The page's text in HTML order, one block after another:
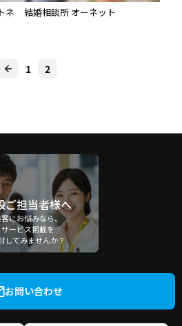
ネ
結婚相談所 オーネット
1 2
ご担当者様へ
にお悩みなら、
サービス掲載を
してみませんか？
お問い合わせ